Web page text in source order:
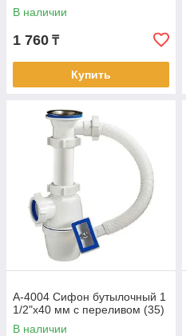
В наличии
1 760 ₸
Купить
А-4004 Сифон бутылочный 1
1/2"х40 мм с переливом (35)
В наличии